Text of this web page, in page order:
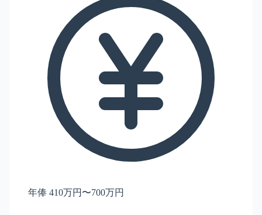
年俸 410万円〜700万円